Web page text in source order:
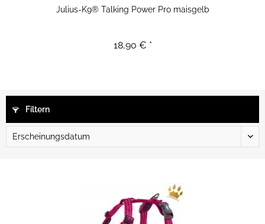
Julius-K9® Talking Power Pro maisgelb
18,90 € *
Filtern